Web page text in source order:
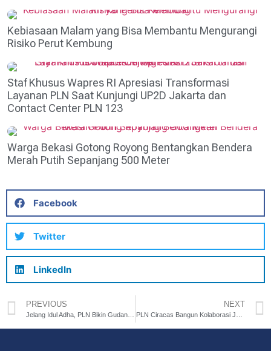
Kebiasaan Malam yang Bisa Membantu Mengurangi
Risiko Perut Kembung
Staf Khusus Wapres RI Apresiasi Transformasi
Layanan PLN Saat Kunjungi UP2D Jakarta dan
Contact Center PLN 123
Warga Bekasi Gotong Royong Bentangkan Bendera
Merah Putih Sepanjang 500 Meter
Facebook
Twitter
LinkedIn
PREVIOUS NEXT